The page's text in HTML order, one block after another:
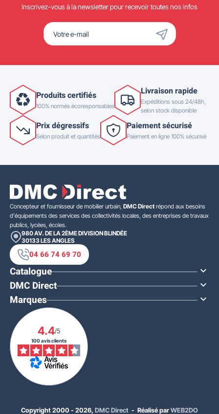
Inscrivez-vous à la newsletter pour recevoir toutes nos infos
Produits certifiés
100% normés écoresponsables
Livraison rapide
Expéditions sous 24/48h,
selon stock disponible
Prix dégressifs
Selon produit et quantités
Paiement sécurisé
Paiement en ligne 100% sécurisé
Concepteur et fournisseur de mobilier urbain, DMC Direct répond aux besoins
d'équipements des services des collectivités locales, des entreprises de travaux
publics, lycées, écoles.
980 AV. DE LA 2ÈME DIVISION BLINDÉE
30133 LES ANGLES
04 66 74 69 70
Catalogue 
DMC Direct 
Marques 
4.4/5
100 avis clients
Copyright 2000 - 2026, DMC Direct - Réalisé parWEB2DO